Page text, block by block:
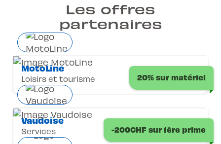
Les offres
partenaires
20% sur matériel
MotoLine
Loisirs et tourisme
-200CHF sur 1ère prime
Vaudoise
Services